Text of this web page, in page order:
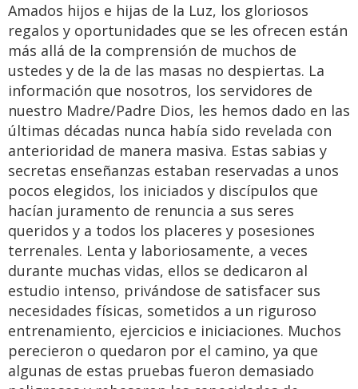
Amados hijos e hijas de la Luz, los gloriosos
regalos y oportunidades que se les ofrecen están
más allá de la comprensión de muchos de
ustedes y de la de las masas no despiertas. La
información que nosotros, los servidores de
nuestro Madre/Padre Dios, les hemos dado en las
últimas décadas nunca había sido revelada con
anterioridad de manera masiva. Estas sabias y
secretas enseñanzas estaban reservadas a unos
pocos elegidos, los iniciados y discípulos que
hacían juramento de renuncia a sus seres
queridos y a todos los placeres y posesiones
terrenales. Lenta y laboriosamente, a veces
durante muchas vidas, ellos se dedicaron al
estudio intenso, privándose de satisfacer sus
necesidades físicas, sometidos a un riguroso
entrenamiento, ejercicios e iniciaciones. Muchos
perecieron o quedaron por el camino, ya que
algunas de estas pruebas fueron demasiado